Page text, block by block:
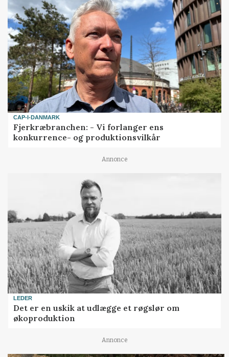
CAP-I-DANMARK
Fjerkræbranchen: - Vi forlanger ens
konkurrence- og produktionsvilkår
Annonce
LEDER
Det er en uskik at udlægge et røgslør om
økoproduktion
Annonce